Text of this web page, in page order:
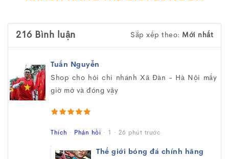
216 Bình luận Sắp xếp theo: Mới nhất
Tuấn Nguyễn
Shop cho hỏi chi nhánh Xã Đàn - Hà Nội mấy
giờ mở và đóng vậy
Thích · Phản hồi · 1 · 26 phút trước
Thế giới bóng đá chính hãng